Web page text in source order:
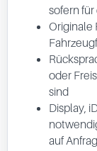
sofern
Originale
oder
sind
Display,
auf